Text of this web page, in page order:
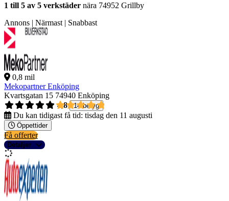
1 till 5 av 5 verkstäder nära 74952 Grillby
Annons | Närmast | Snabbast
0,8 mil
Mekopartner Enköping
Kvartsgatan 15 74940 Enköping
4,8
14 betyg
Du kan tidigast få tid: tisdag den 11 augusti
Öppettider
Få offerter
Detaljer